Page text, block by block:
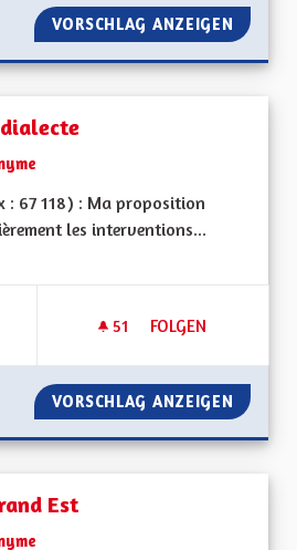
VORSCHLAG ANZEIGEN
: 67 118) : Ma proposition
les interventions...
51 51 FOLLOWER
FOLGEN
SAUVEGARDE DU
VORSCHLAG ANZEIGEN
Est